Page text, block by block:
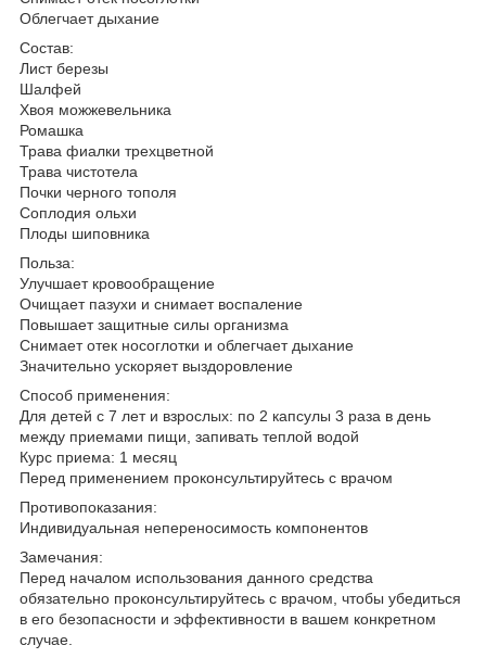
Облегчает дыхание
Состав:
Лист березы
Шалфей
Хвоя можжевельника
Ромашка
Трава фиалки трехцветной
Трава чистотела
Почки черного тополя
Соплодия ольхи
Плоды шиповника
Польза:
Улучшает кровообращение
Очищает пазухи и снимает воспаление
Повышает защитные силы организма
Снимает отек носоглотки и облегчает дыхание
Значительно ускоряет выздоровление
Способ применения:
Для детей с 7 лет и взрослых: по 2 капсулы 3 раза в день
между приемами пищи, запивать теплой водой
Курс приема: 1 месяц
Перед применением проконсультируйтесь с врачом
Противопоказания:
Индивидуальная непереносимость компонентов
Замечания:
Перед началом использования данного средства
обязательно проконсультируйтесь с врачом, чтобы убедиться
в его безопасности и эффективности в вашем конкретном
случае.